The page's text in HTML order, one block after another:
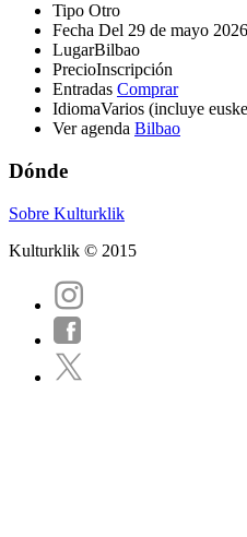
Tipo Otro
Fecha Del 29 de mayo
LugarBilbao
PrecioInscripción
Entradas Comprar
IdiomaVarios (incluye
Ver agenda Bilbao
Dónde
Sobre Kulturklik
Kulturklik © 2015